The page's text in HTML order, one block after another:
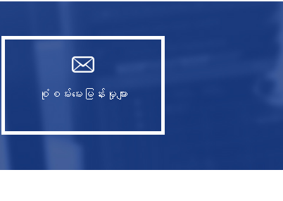
စုံစမ်းမေးမြန်းမှုများ